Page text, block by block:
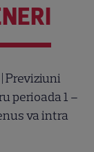
Previziuni
perioada 1 –
va intra